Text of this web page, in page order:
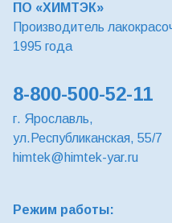
ПО «ХИМТЭК»
Производитель
1995 года
8-800-500-52-11
г. Ярославль,
ул.Республиканская, 55/7
himtek@himtek-yar.ru
Режим работы: